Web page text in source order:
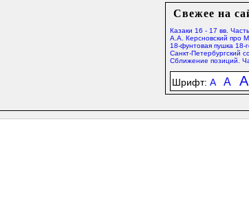
Свежее на
Казаки 16 - 17 вв.
А.А. Керсновский про
18-фунтовая пушка 18-
Санкт-Петербургский
Сближение позиций.
Шрифт:A A A